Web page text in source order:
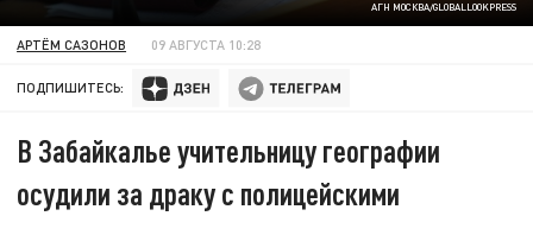
АГН МОСКВА/GLOBALLOOKPRESS
АРТЁМ САЗОНОВ 09 АВГУСТА 10:28
ПОДПИШИТЕСЬ:
В Забайкалье учительницу географии
осудили за драку с полицейскими